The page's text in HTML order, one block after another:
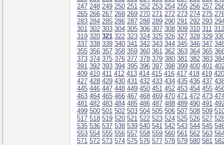
247 248 249 250 251 252 253 254 255 256 257
265 266 267 268 269 270 271 272 273 274 275
283 284 285 286 287 288 289 290 291 292 293
301 302 303 304 305 306 307 308 309 310 311 312
319 320 321 322 323 324 325 326 327 328 329
337 338 339 340 341 342 343 344 345 346 347
355 356 357 358 359 360 361 362 363 364 365
373 374 375 376 377 378 379 380 381 382 383
391 392 393 394 395 396 397 398 399 400 401
409 410 411 412 413 414 415 416 417 418 419 420
427 428 429 430 431 432 433 434 435 436 437
445 446 447 448 449 450 451 452 453 454 455
463 464 465 466 467 468 469 470 471 472 473
481 482 483 484 485 486 487 488 489 490 491
499 500 501 502 503 504 505 506 507 508 509
517 518 519 520 521 522 523 524 525 526 527
535 536 537 538 539 540 541 542 543 544 545
553 554 555 556 557 558 559 560 561 562 563
571 572 573 574 575 576 577 578 579 580 581